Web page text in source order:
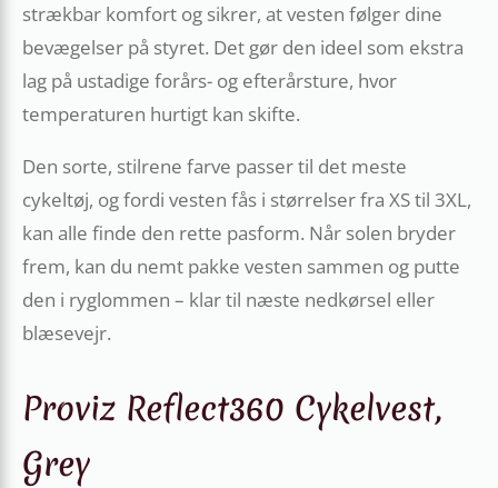
strækbar komfort og sikrer, at vesten følger dine
bevægelser på styret. Det gør den ideel som ekstra
lag på ustadige forårs- og efterårsture, hvor
temperaturen hurtigt kan skifte.
Den sorte, stilrene farve passer til det meste
cykeltøj, og fordi vesten fås i størrelser fra XS til 3XL,
kan alle finde den rette pasform. Når solen bryder
frem, kan du nemt pakke vesten sammen og putte
den i ryglommen – klar til næste nedkørsel eller
blæsevejr.
Proviz Reflect360 Cykelvest,
Grey